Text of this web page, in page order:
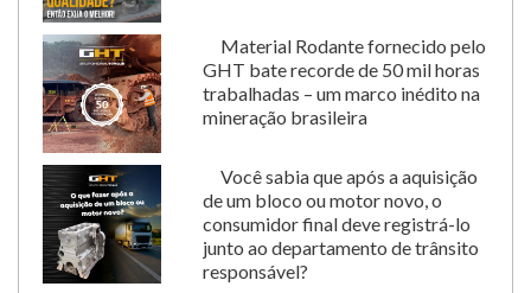
Material Rodante fornecido pelo
GHT bate recorde de 50 mil horas
trabalhadas – um marco inédito na
mineração brasileira
Você sabia que após a aquisição
de um bloco ou motor novo, o
consumidor final deve registrá-lo
junto ao departamento de trânsito
responsável?